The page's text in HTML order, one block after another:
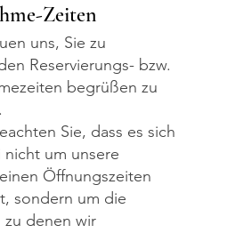
Zeiten
uns, Sie zu
Reservierungs- bzw.
begrüßen zu
Sie, dass es sich
nicht um unsere
Öffnungszeiten
sondern um die
zu denen wir